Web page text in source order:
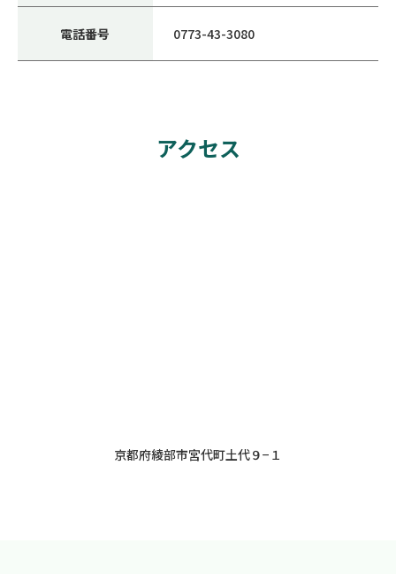
電話番号 0773-43-3080
アクセス
京都府綾部市宮代町土代９−１